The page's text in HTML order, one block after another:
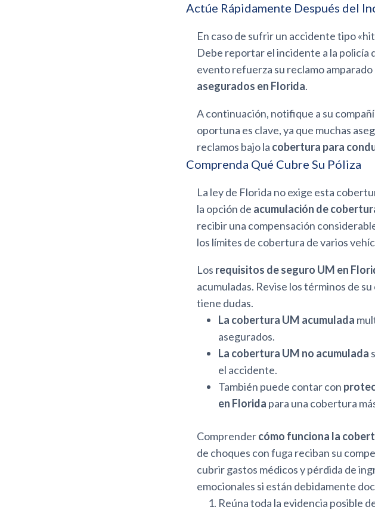
Actúe Rápidamente Después del
En caso de sufrir un accidente tipo
Debe reportar el incidente a la policía
evento refuerza su reclamo amparado
asegurados en Florida.
A continuación, notifique a su
oportuna es clave, ya que muchas
reclamos bajo la cobertura para
Comprenda Qué Cubre Su Póliza
La ley de Florida no exige esta
la opción de acumulación de
recibir una compensación
los límites de cobertura de varios
Los requisitos de seguro UM en
acumuladas. Revise los términos de
tiene dudas.
La cobertura UM acumulada
asegurados.
La cobertura UM no acumulada
el accidente.
También puede contar con
en Florida para una cobertura
Comprendercómo funciona la
de choques con fuga reciban su
cubrir gastos médicos y pérdida de
emocionales si están debidamente
Reúna toda la evidencia posible